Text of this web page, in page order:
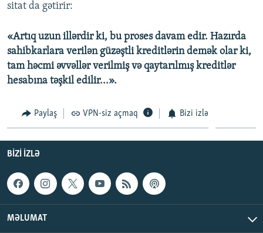
sitat da gətirir:
«Artıq uzun illərdir ki, bu proses davam edir. Hazırda
sahibkarlara verilən güzəştli kreditlərin demək olar ki,
tam həcmi əvvəllər verilmiş və qaytarılmış kreditlər
hesabına təşkil edilir...».
Paylaş VPN-siz açmaq Bizi izlə
BIZI IZLƏ
MƏLUMAT